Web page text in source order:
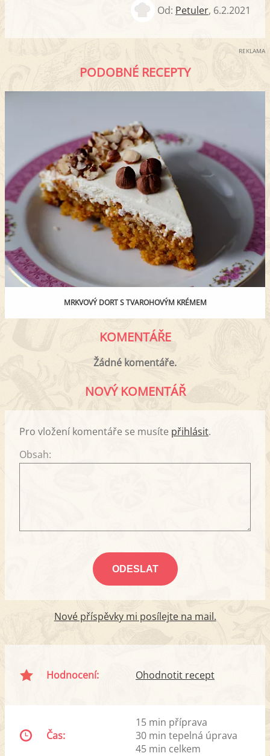
Od: Petuler, 6.2.2021
REKLAMA
PODOBNÉ RECEPTY
MRKVOVÝ DORT S TVAROHOVÝM KRÉMEM
KOMENTÁŘE
Žádné komentáře.
NOVÝ KOMENTÁŘ
Pro vložení komentáře se musíte přihlásit.
Obsah:
Nové příspěvky mi posílejte na mail.
Hodnocení: Ohodnotit recept
Čas:
15 min příprava
30 min tepelná úprava
45 min celkem